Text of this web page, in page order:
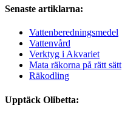
Senaste artiklarna:
Vattenberedningsmedel
Vattenvård
Verktyg i Akvariet
Mata räkorna på rätt sätt
Räkodling
Upptäck Olibetta: